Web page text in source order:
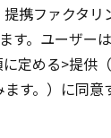
携ファクタリ
す。ユーザー
定める>提供
す。）に同意